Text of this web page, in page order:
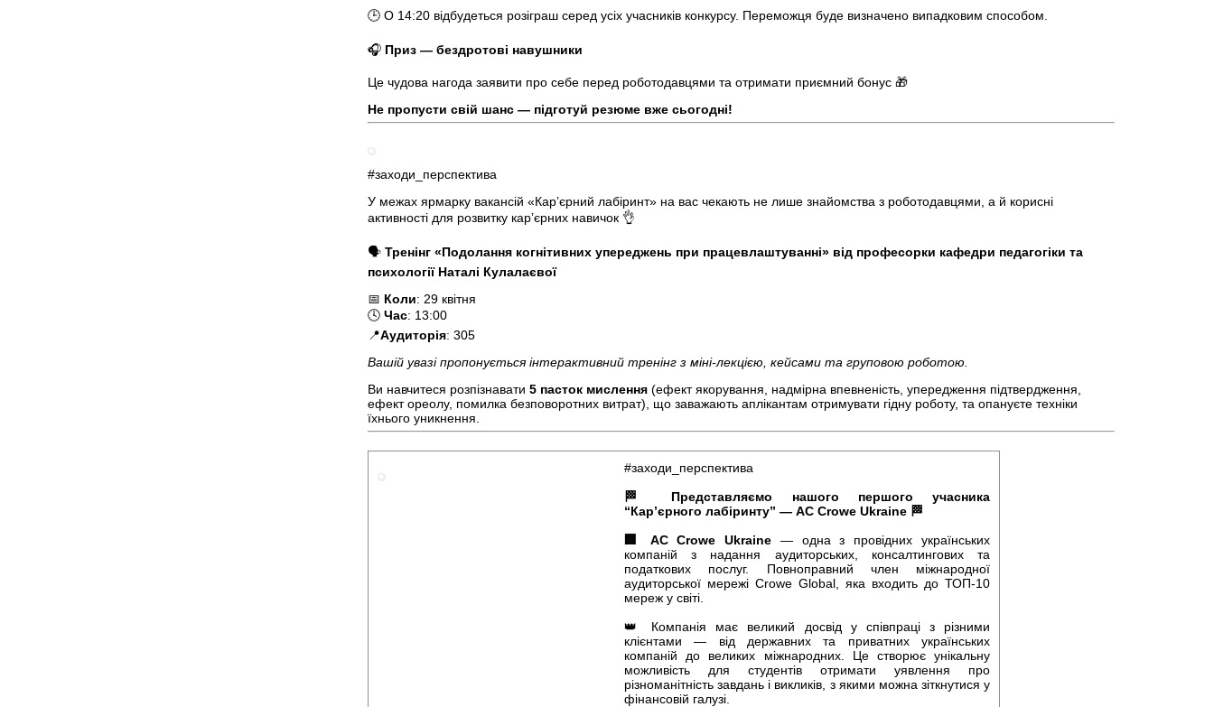
🕒 О 14:20 відбудеться розіграш серед усіх учасників конкурсу. Переможця буде визначено випадковим способом.
🎧 Приз — бездротові навушники
Це чудова нагода заявити про себе перед роботодавцями та отримати приємний бонус 🎁
Не пропусти свій шанс — підготуй резюме вже сьогодні!
#заходи_перспектива
У межах ярмарку вакансій «Кар’єрний лабіринт» на вас чекають не лише знайомства з роботодавцями, а й корисні
активності для розвитку кар’єрних навичок 👌
🗣 Тренінг «Подолання когнітивних упереджень при працевлаштуванні» від професорки кафедри педагогіки та
психології Наталі Кулалаєвої
📅 Коли: 29 квітня
🕓 Час: 13:00
📍Аудиторія: 305
Вашій увазі пропонується інтерактивний тренінг з міні-лекцією, кейсами та груповою роботою.
Ви навчитеся розпізнавати 5 пасток мислення (ефект якорування, надмірна впевненість, упередження підтвердження,
ефект ореолу, помилка безповоротних витрат), що заважають аплікантам отримувати гідну роботу, та опануєте техніки
їхнього уникнення.
#заходи_перспектива
🏁 Представляємо нашого першого учасника
“Кар’єрного лабіринту” — AC Crowe Ukraine 🏁
🏢 AC Crowe Ukraine — одна з провідних українських
компаній з надання аудиторських, консалтингових та
податкових послуг. Повноправний член міжнародної
аудиторської мережі Crowe Global, яка входить до ТОП-10
мереж у світі.
👑 Компанія має великий досвід у співпраці з різними
клієнтами — від державних та приватних українських
компаній до великих міжнародних. Це створює унікальну
можливість для студентів отримати уявлення про
різноманітність завдань і викликів, з якими можна зіткнутися у
фінансовій галузі.